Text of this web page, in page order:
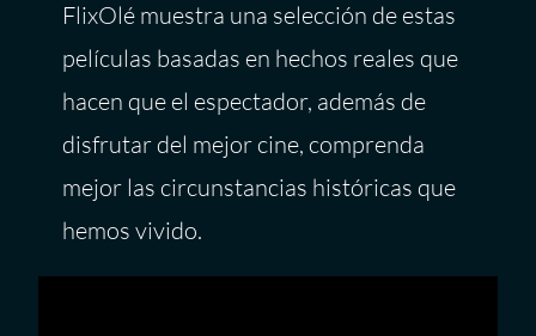
FlixOlé muestra una selección de estas
películas basadas en hechos reales que
hacen que el espectador, además de
disfrutar del mejor cine, comprenda
mejor las circunstancias históricas que
hemos vivido.